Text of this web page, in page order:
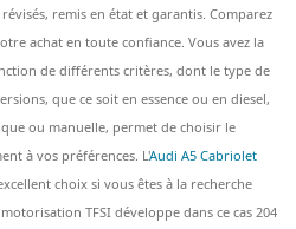
remis en état et garantis. Comparez
achat en toute confiance. Vous avez la
de différents critères, dont le type de
que ce soit en essence ou en diesel,
ou manuelle, permet de choisir le
à vos préférences. L'Audi A5 Cabriolet
choix si vous êtes à la recherche
TFSI développe dans ce cas 204